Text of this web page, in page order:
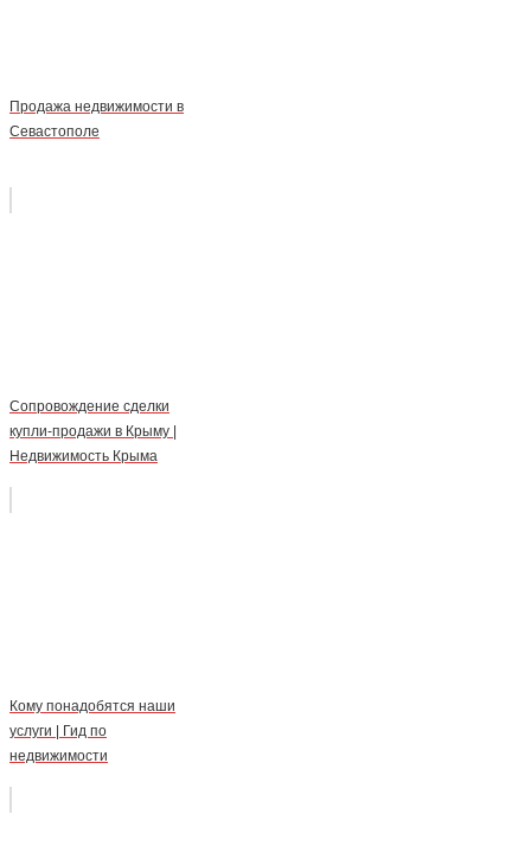
Продажа недвижимости в
Севастополе
Сопровождение сделки
купли-продажи в Крыму |
Недвижимость Крыма
Кому понадобятся наши
услуги | Гид по
недвижимости